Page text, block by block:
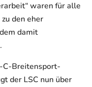
waren für alle
den eher
damit
C-Breitensport-
der LSC nun über